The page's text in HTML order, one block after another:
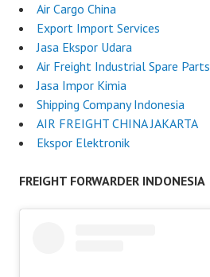
Air Cargo China
Export Import Services
Jasa Ekspor Udara
Air Freight Industrial Spare Parts
Jasa Impor Kimia
Shipping Company Indonesia
AIR FREIGHT CHINA JAKARTA
Ekspor Elektronik
FREIGHT FORWARDER INDONESIA